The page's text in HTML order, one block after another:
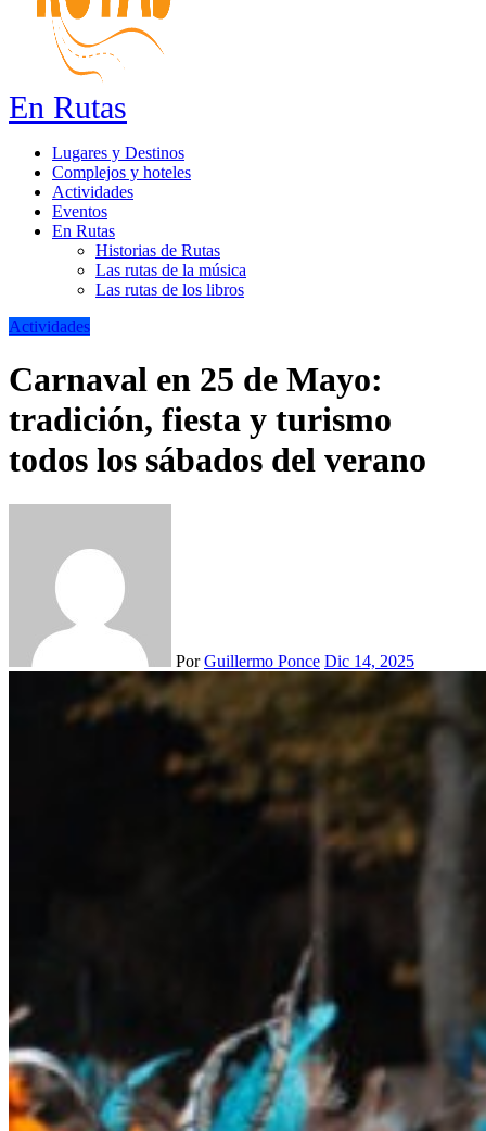
En Rutas
Lugares y Destinos
Complejos y hoteles
Actividades
Eventos
En Rutas
Historias de Rutas
Las rutas de la música
Las rutas de los libros
Actividades
Carnaval en 25 de Mayo:
tradición, fiesta y turismo
todos los sábados del verano
PorGuillermo Ponce Dic 14, 2025